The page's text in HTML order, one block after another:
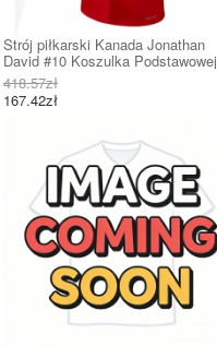
Strój piłkarski Kanada Jonathan
David #10 Koszulka Podstawowej
damskie MŚ 2026 Krótki Rękaw
418.57zł
167.42zł